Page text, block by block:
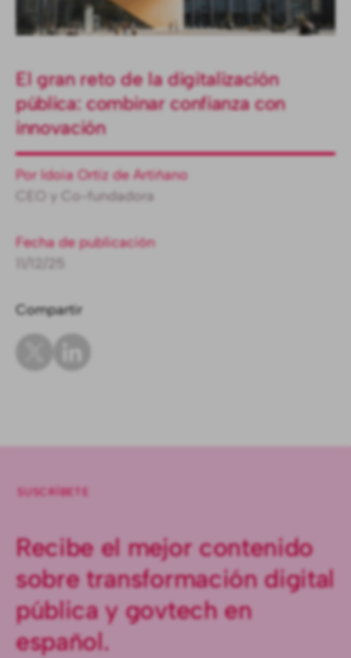
Por Idoia Ortiz de Artiñano
CEO y Co-fundadora
Fecha de publicación
Compartir
El gran reto de la digitalización
pública: combinar confianza con
innovación
SUSCRÍBETE
Recibe el mejor contenido
sobre transformación digital
pública y govtech en
español.